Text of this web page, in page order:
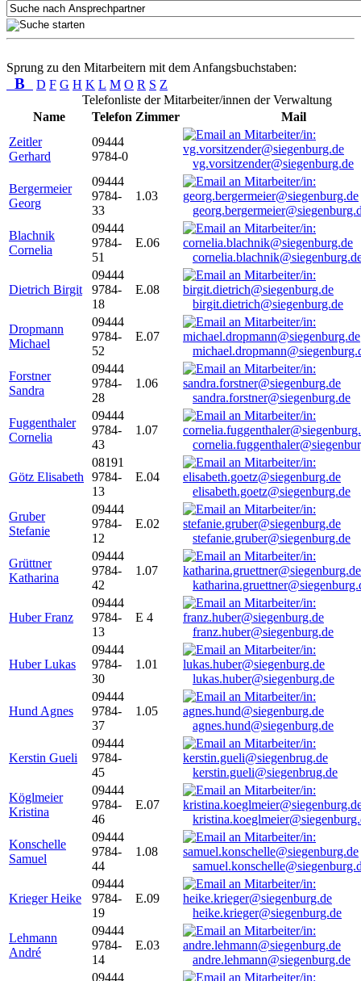
Sprung zu den Mitarbeitern mit dem Anfangsbuchstaben:
B D F G H K L M O R S Z
Telefonliste der Mitarbeiter/innen der Verwaltung
Name
Telefon Zimmer
Mail
Zeitler
Gerhard
09444
9784-0
vg.vorsitzender@siegenburg.de
Bergermeier
Georg
09444
9784-
33
1.03
Blachnik
Cornelia
09444
9784-
51
E.06
Dietrich Birgit
09444
9784-
18
E.08
birgit.dietrich@siegenburg.de
Dropmann
Michael
09444
9784-
52
E.07
Forstner
Sandra
09444
9784-
28
1.06
sandra.forstner@siegenburg.de
Fuggenthaler
Cornelia
09444
9784-
43
1.07
Götz Elisabeth
08191
9784-
13
E.04
elisabeth.goetz@siegenburg.de
Gruber
Stefanie
09444
9784-
12
E.02
stefanie.gruber@siegenburg.de
Grüttner
Katharina
09444
9784-
42
1.07
Huber Franz
09444
9784-
13
E 4
franz.huber@siegenburg.de
Huber Lukas
09444
9784-
30
1.01
lukas.huber@siegenburg.de
Hund Agnes
09444
9784-
37
1.05
agnes.hund@siegenburg.de
Kerstin Gueli
09444
9784-
45
kerstin.gueli@siegenbrug.de
Köglmeier
Kristina
09444
9784-
46
E.07
Konschelle
Samuel
09444
9784-
44
1.08
Krieger Heike
09444
9784-
19
E.09
heike.krieger@siegenburg.de
Lehmann
André
09444
9784-
14
E.03
andre.lehmann@siegenburg.de
09444